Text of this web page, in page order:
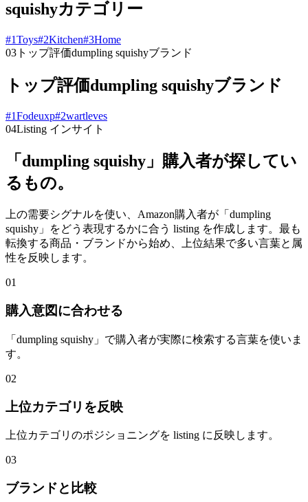
squishyカテゴリー
#1Toys#2Kitchen#3Home
03 トップ評価dumpling squishyブランド
トップ評価dumpling squishyブランド
#1Fodeuxp#2wartleves
04Listing インサイト
「dumpling squishy」購入者が探してい
るもの。
上の需要シグナルを使い、Amazon購入者が「dumpling
squishy」をどう表現するかに合う listing を作成します。最も
転換する商品・ブランドから始め、上位結果で多い言葉と属
性を反映します。
01
購入意図に合わせる
「dumpling squishy」で購入者が実際に検索する言葉を使いま
す。
02
上位カテゴリを反映
上位カテゴリのポジショニングを listing に反映します。
03
ブランドと比較